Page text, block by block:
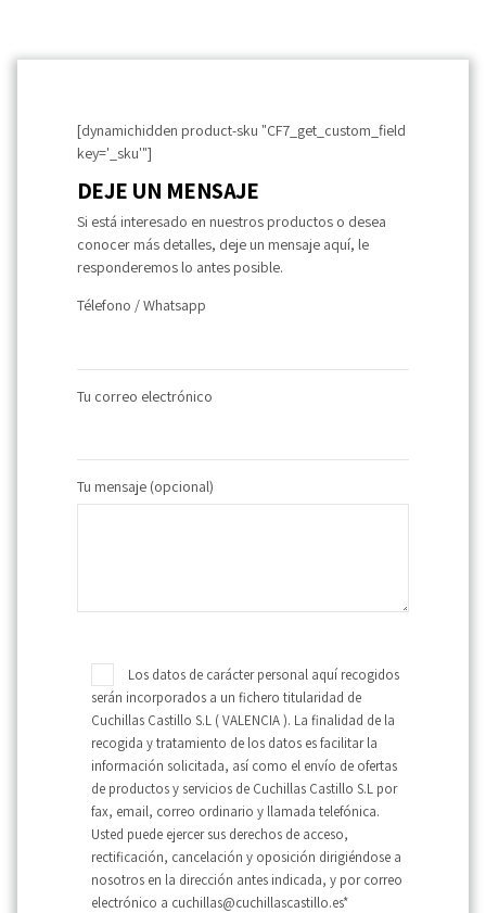
[dynamichidden product-sku "CF7_get_custom_field
key='_sku'"]
DEJE UN MENSAJE
Si está interesado en nuestros productos o desea
conocer más detalles, deje un mensaje aquí, le
responderemos lo antes posible.
Télefono / Whatsapp
Tu correo electrónico
Tu mensaje (opcional)
Los datos de carácter personal aquí recogidos
serán incorporados a un fichero titularidad de
Cuchillas Castillo S.L ( VALENCIA ). La finalidad de la
recogida y tratamiento de los datos es facilitar la
información solicitada, así como el envío de ofertas
de productos y servicios de Cuchillas Castillo S.L por
fax, email, correo ordinario y llamada telefónica.
Usted puede ejercer sus derechos de acceso,
rectificación, cancelación y oposición dirigiéndose a
nosotros en la dirección antes indicada, y por correo
electrónico a cuchillas@cuchillascastillo.es*